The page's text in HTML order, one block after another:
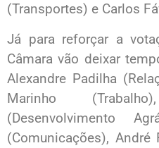
(Transportes) e Carlos
Já para reforçar a
Câmara vão deixar
Alexandre Padilha
Marinho
(Desenvolvimento
(Comunicações), André